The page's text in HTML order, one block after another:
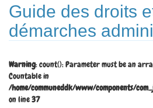
Guide des droits
démarches
Warning: count(): Parameter must be an
Countable in
/home/communeddk/www/components/
on line37